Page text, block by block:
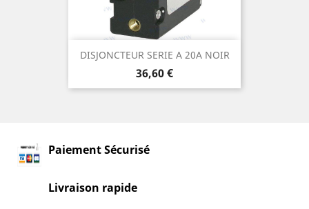
DISJONCTEUR SERIE A 20A NOIR
Prix
36,60 €
Paiement Sécurisé
Livraison rapide